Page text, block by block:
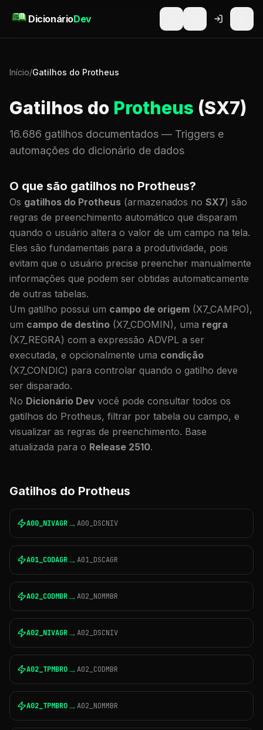
DicionárioDev
Início/Gatilhos do Protheus
Gatilhos do Protheus (SX7)
16.686 gatilhos documentados — Triggers e
automações do dicionário de dados
O que são gatilhos no Protheus?
Os gatilhos do Protheus (armazenados no SX7) são
regras de preenchimento automático que disparam
quando o usuário altera o valor de um campo na tela.
Eles são fundamentais para a produtividade, pois
evitam que o usuário precise preencher manualmente
informações que podem ser obtidas automaticamente
de outras tabelas.
Um gatilho possui um campo de origem (X7_CAMPO),
um campo de destino (X7_CDOMIN), uma regra
(X7_REGRA) com a expressão ADVPL a ser
executada, e opcionalmente uma condição
(X7_CONDIC) para controlar quando o gatilho deve
ser disparado.
No Dicionário Dev você pode consultar todos os
gatilhos do Protheus, filtrar por tabela ou campo, e
visualizar as regras de preenchimento. Base
atualizada para o Release 2510.
Gatilhos do Protheus
A00_NIVAGR→A00_DSCNIV
A01_CODAGR→A01_DSCAGR
A02_CODMBR→A02_NOMMBR
A02_NIVAGR→A02_DSCNIV
A02_TPMBRO→A02_CODMBR
A02_TPMBRO→A02_NOMMBR